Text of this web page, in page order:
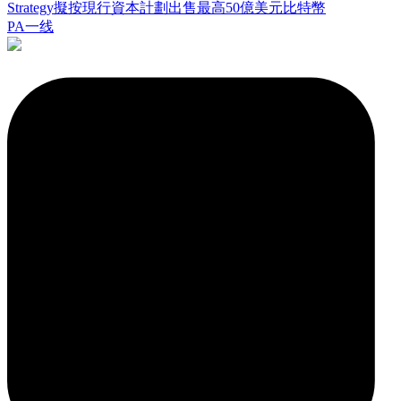
Strategy擬按現行資本計劃出售最高50億美元比特幣
PA一线